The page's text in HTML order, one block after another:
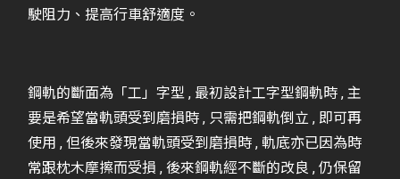
駛阻力、提高行車舒適度。
鋼軌的斷面為「工」字型 , 最初設計工字型鋼軌時 , 主
要是希望當軌頭受到磨損時 , 只需把鋼軌倒立 , 即可再
使用 , 但後來發現當軌頭受到磨損時 , 軌底亦已因為時
常跟枕木摩擦而受損 , 後來鋼軌經不斷的改良 , 仍保留